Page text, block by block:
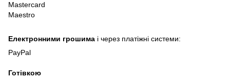
Mastercard
Maestro
Електронними грошима і через платіжні системи:
PayPal
Готівкою